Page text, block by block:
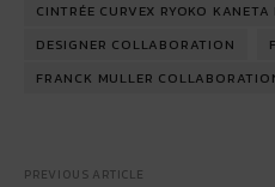
CINTRÉE CURVEX RYOKO
DESIGNER COLLABORATION
FRANCK MULLER
PREVIOUS ARTICLE